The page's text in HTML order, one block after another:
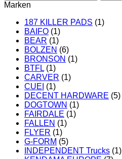
Marken
187 KILLER PADS (1)
BAIFO (1)
BEAR (1)
BOLZEN (6)
BRONSON (1)
BTFL (1)
CARVER (1)
CUEI (1)
DECENT HARDWARE (5)
DOGTOWN (1)
FAIRDALE (1)
FALLEN (1)
FLYER (1)
G-FORM (5)
INDEPENDENT Trucks (1)